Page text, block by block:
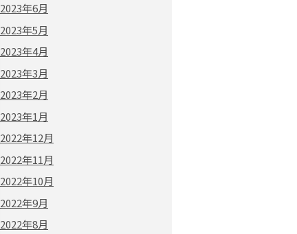
2023年6月
2023年5月
2023年4月
2023年3月
2023年2月
2023年1月
2022年12月
2022年11月
2022年10月
2022年9月
2022年8月